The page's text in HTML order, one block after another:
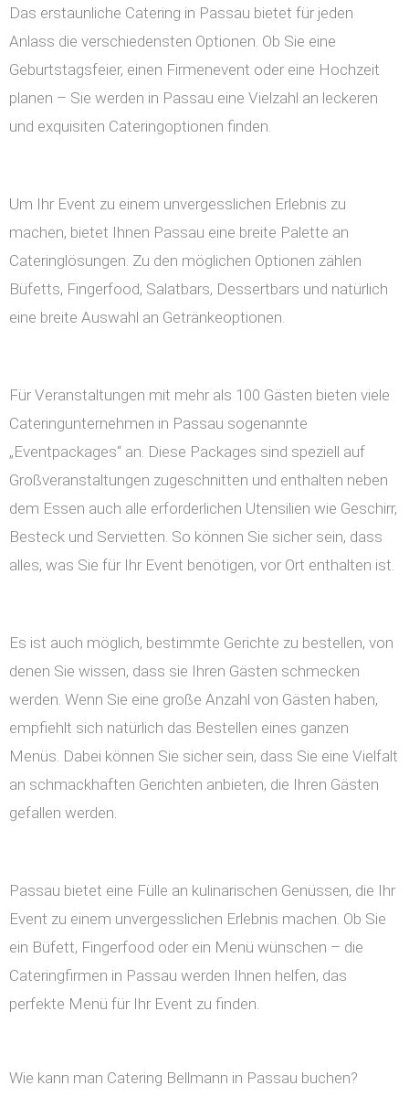
Das erstaunliche Catering in Passau bietet für jeden
Anlass die verschiedensten Optionen. Ob Sie eine
Geburtstagsfeier, einen Firmenevent oder eine Hochzeit
planen – Sie werden in Passau eine Vielzahl an leckeren
und exquisiten Cateringoptionen finden.
Um Ihr Event zu einem unvergesslichen Erlebnis zu
machen, bietet Ihnen Passau eine breite Palette an
Cateringlösungen. Zu den möglichen Optionen zählen
Büfetts, Fingerfood, Salatbars, Dessertbars und natürlich
eine breite Auswahl an Getränkeoptionen.
Für Veranstaltungen mit mehr als 100 Gästen bieten viele
Cateringunternehmen in Passau sogenannte
„Eventpackages“ an. Diese Packages sind speziell auf
Großveranstaltungen zugeschnitten und enthalten neben
dem Essen auch alle erforderlichen Utensilien wie Geschirr,
Besteck und Servietten. So können Sie sicher sein, dass
alles, was Sie für Ihr Event benötigen, vor Ort enthalten ist.
Es ist auch möglich, bestimmte Gerichte zu bestellen, von
denen Sie wissen, dass sie Ihren Gästen schmecken
werden. Wenn Sie eine große Anzahl von Gästen haben,
empfiehlt sich natürlich das Bestellen eines ganzen
Menüs. Dabei können Sie sicher sein, dass Sie eine Vielfalt
an schmackhaften Gerichten anbieten, die Ihren Gästen
gefallen werden.
Passau bietet eine Fülle an kulinarischen Genüssen, die Ihr
Event zu einem unvergesslichen Erlebnis machen. Ob Sie
ein Büfett, Fingerfood oder ein Menü wünschen – die
Cateringfirmen in Passau werden Ihnen helfen, das
perfekte Menü für Ihr Event zu finden.
Wie kann man Catering Bellmann in Passau buchen?